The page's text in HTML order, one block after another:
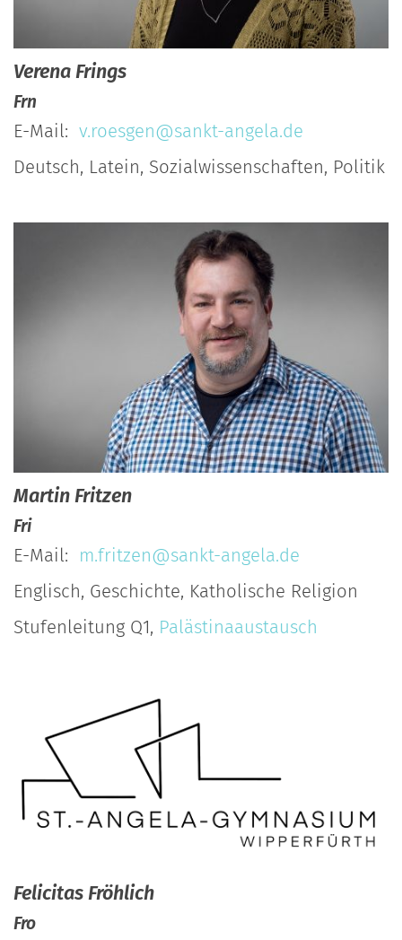
VerenaFrings
Frn
E-Mail: v.roesgen@sankt-angela.de
Deutsch, Latein, Sozialwissenschaften, Politik
MartinFritzen
Fri
E-Mail:
m.fritzen@sankt-angela.de
Englisch, Geschichte, Katholische Religion
Stufenleitung Q1, Palästinaaustausch
FelicitasFröhlich
Fro